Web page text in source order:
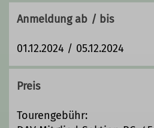
sind zukünftig unter
auf dem ihr euch, ab
jeweiligen Tour auch
vor der jeweiligen Tour
Anmeldung ab / bis
01.12.2024 / 05.12.2024
Preis
Tourengebühr: